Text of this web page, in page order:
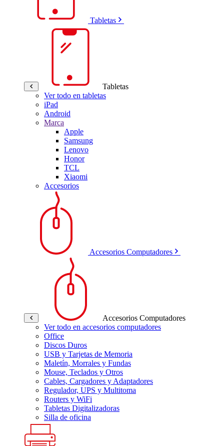
Tabletas
Tabletas
Ver todo en tabletas
iPad
Android
Marca
Apple
Samsung
Lenovo
Honor
TCL
Xiaomi
Accesorios
Accesorios Computadores
Accesorios Computadores
Ver todo en accesorios computadores
Office
Discos Duros
USB y Tarjetas de Memoria
Maletín, Morrales y Fundas
Mouse, Teclados y Otros
Cables, Cargadores y Adaptadores
Regulador, UPS y Multitoma
Routers y WiFi
Tabletas Digitalizadoras
Silla de oficina